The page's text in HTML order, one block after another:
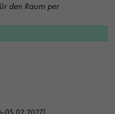
den Raum per